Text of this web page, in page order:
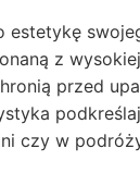
estetykę
z
przed
czy w